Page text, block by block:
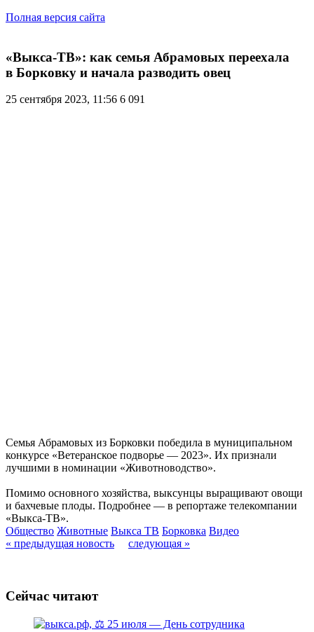
Полная версия сайта
«Выкса-ТВ»: как семья Абрамовых переехала
в Борковку и начала разводить овец
25 сентября 2023, 11:56 6 091
Семья Абрамовых из Борковки победила в муниципальном
конкурсе «Ветеранское подворье — 2023». Их признали
лучшими в номинации «Животноводство».
Помимо основного хозяйства, выксунцы выращивают овощи
и бахчевые плоды. Подробнее — в репортаже телекомпании
«Выкса-ТВ».
Общество Животные Выкса ТВ Борковка Видео
« предыдущая новость
следующая »
Сейчас читают